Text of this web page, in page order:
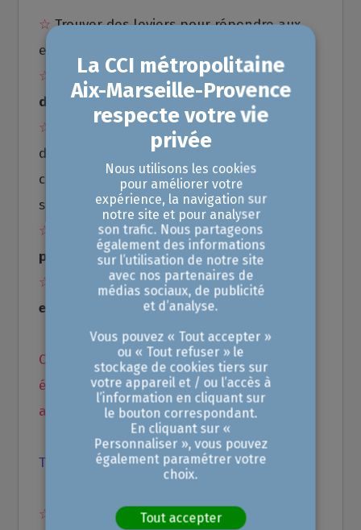
☆Trouver des leviers pour répondre aux
enjeux liés à l'entrepreneuriat,
☆
Pour bien s'entourer etréussir son
démarrage d’activité,
☆
Pour développer son business , grâce à
des ateliers pratiques (commercial,
communication, comptabilité) et des
sessions de speed-dating,
☆
Pour améliorer son pitch et saprise de
parole en public,
☆
Pour connaitre l' écosystème
entrepreneurial
etconsolider son réseau
Cette 12ᵉ édition vous permettra
également de rencontrer et d'échanger
avec des experts de différents domaines.
Temps forts de la journée :
☆ Deux tables rondessur l’écosystème
Nous utilisons les cookies
pour améliorer votre
expérience, la navigation sur
notre site et pour analyser
son trafic. Nous partageons
également des informations
sur l’utilisation de notre site
avec nos partenaires de
médias sociaux, de publicité
et d’analyse.
Vous pouvez « Tout accepter »
ou « Tout refuser » le
stockage de cookies tiers sur
votre appareil et / ou l’accès à
l’information en cliquant sur
le bouton correspondant.
En cliquant sur «
Personnaliser », vous pouvez
également paramétrer votre
choix.
Tout accepter